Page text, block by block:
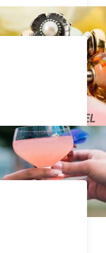
Alle Produkte
Geschenke für die
besonderen Momente
im Leben Geburtstag
usw.